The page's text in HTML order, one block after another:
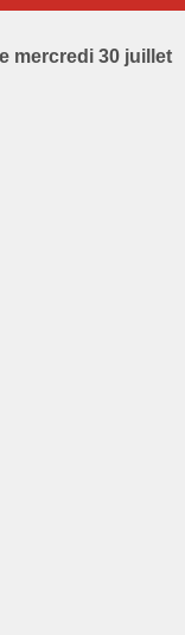
mercredi 30 juillet